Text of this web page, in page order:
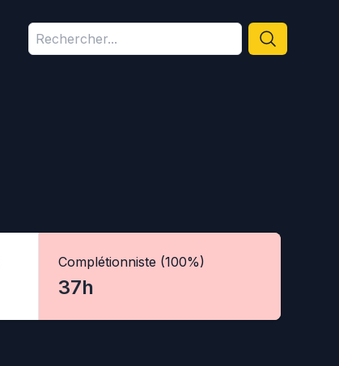
Complétionniste (100%)
37h